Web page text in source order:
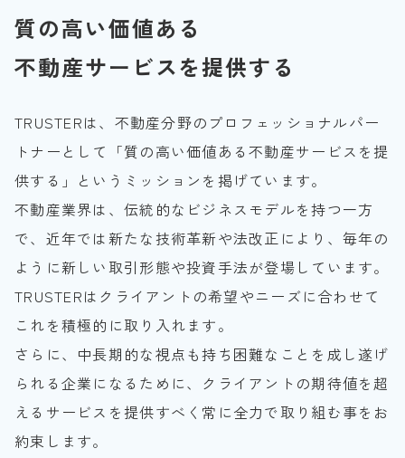
質の高い価値ある
不動産サービスを提供する
TRUSTERは、不動産分野のプロフェッショナルパー
トナーとして「質の高い価値ある不動産サービスを提
供する」というミッションを掲げています。
不動産業界は、伝統的なビジネスモデルを持つ一方
で、近年では新たな技術革新や法改正により、毎年の
ように新しい取引形態や投資手法が登場しています。
TRUSTERはクライアントの希望やニーズに合わせて
これを積極的に取り入れます。
さらに、中長期的な視点も持ち困難なことを成し遂げ
られる企業になるために、クライアントの期待値を超
えるサービスを提供すべく常に全力で取り組む事をお
約束します。